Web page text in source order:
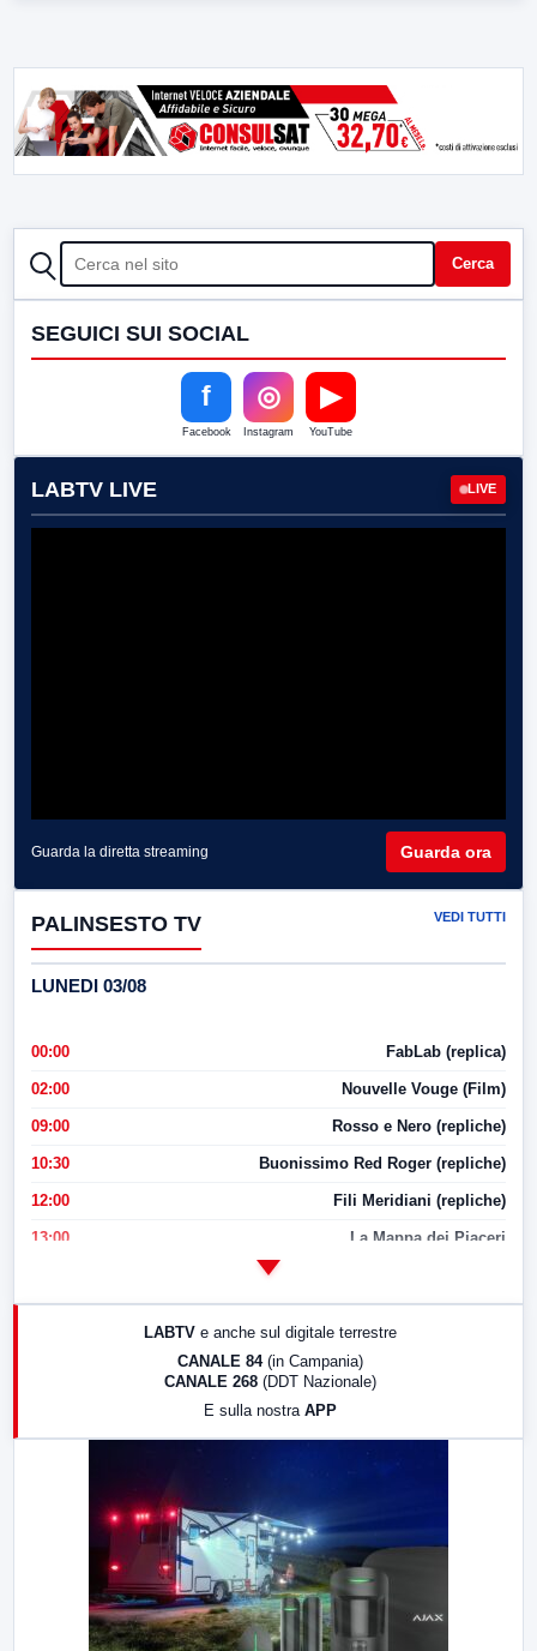
CERCA Cerca
SEGUICI SUI SOCIAL
f
Facebook
◎
Instagram
▶
YouTube
LABTV LIVE LIVE
Guarda la diretta streaming Guarda ora
PALINSESTO TV VEDI TUTTI
LUNEDI 03/08
00:00 FabLab (replica)
02:00 Nouvelle Vouge (Film)
09:00 Rosso e Nero (repliche)
10:30 Buonissimo Red Roger (repliche)
12:00 Fili Meridiani (repliche)
13:00 La Mappa dei Piaceri
17:00 LabNews (replica)
LABTV e anche sul digitale terrestre
CANALE 84 (in Campania)
CANALE 268 (DDT Nazionale)
E sulla nostra APP